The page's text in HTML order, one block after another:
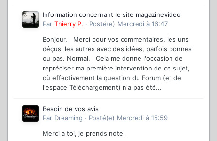
Information concernant le site magazinevideo
Par Thierry P. · Posté(e) Mercredi à 16:47
Bonjour, Merci pour vos commentaires, les uns
déçus, les autres avec des idées, parfois bonnes
ou pas. Normal. Cela me donne l'occasion de
repréciser ma première intervention de ce sujet,
où effectivement la question du Forum (et de
l'espace Téléchargement) n'a pas été...
Besoin de vos avis
Par Dreaming · Posté(e) Mercredi à 15:59
Merci a toi, je prends note.